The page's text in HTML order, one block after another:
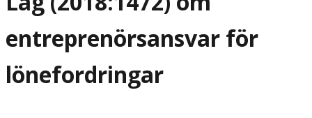
entreprenörsansvar för
lönefordringar